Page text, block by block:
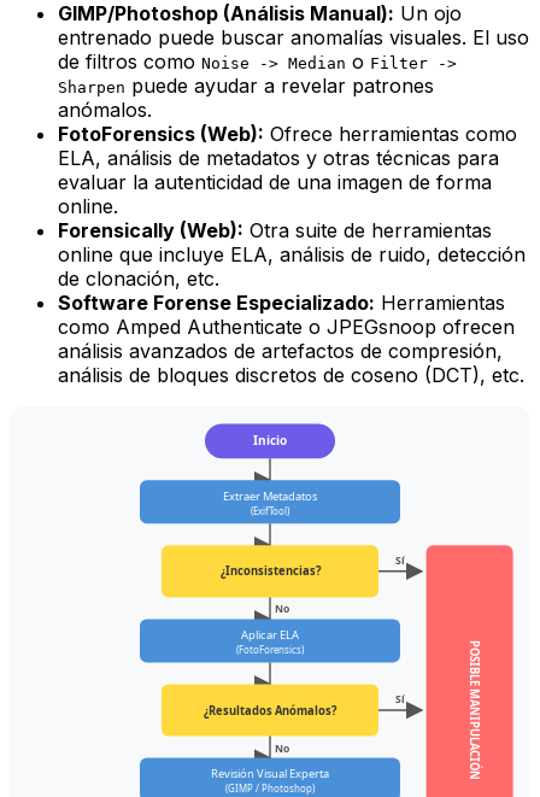
GIMP/Photoshop (Análisis Manual): Un ojo
entrenado puede buscar anomalías visuales. El uso
de filtros como Noise -> Median o Filter ->
Sharpen puede ayudar a revelar patrones
anómalos.
FotoForensics (Web): Ofrece herramientas como
ELA, análisis de metadatos y otras técnicas para
evaluar la autenticidad de una imagen de forma
online.
Forensically (Web): Otra suite de herramientas
online que incluye ELA, análisis de ruido, detección
de clonación, etc.
Software Forense Especializado: Herramientas
como Amped Authenticate o JPEGsnoop ofrecen
análisis avanzados de artefactos de compresión,
análisis de bloques discretos de coseno (DCT), etc.
Inicio
Extraer Metadatos
(ExifTool)
¿Inconsistencias?
Sí
No
Aplicar ELA
(FotoForensics)
¿Resultados Anómalos?
Sí
No
Revisión Visual Experta
(GIMP / Photoshop)
POSIBLE MANIPULACIÓN